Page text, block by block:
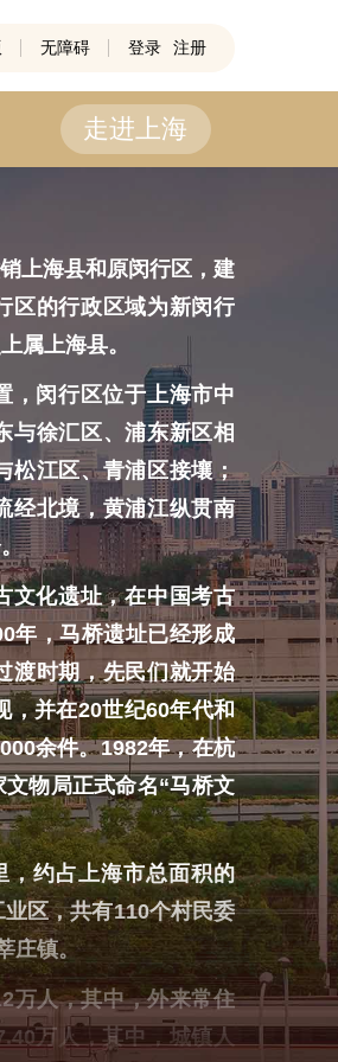
无障碍 登录 注册
走进上海
海县和原闵行区，建
区的行政区域为新闵行
属上海县。
闵行区位于上海市中
与徐汇区、浦东新区相
松江区、青浦区接壤；
经北境，黄浦江纵贯南
化遗址，在中国考古
年，马桥遗址已经形成
渡时期，先民们就开始
，并在20世纪60年代和
余件。1982年，在杭
物局正式命名“马桥文
约占上海市总面积的
区，共有110个村民委
庄镇。
人，其中，外来常住
万人，其中，城镇人